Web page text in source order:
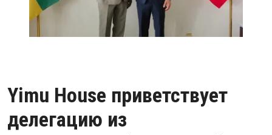
Yimu House приветствует
делегацию из